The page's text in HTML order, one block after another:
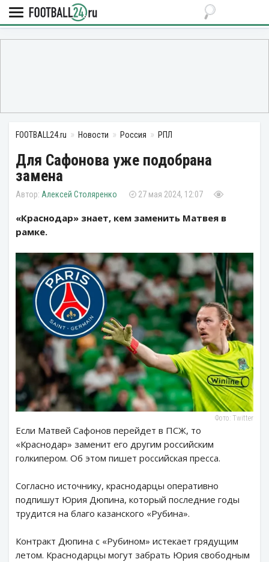
FOOTBALL24.ru Новости Россия РПЛ
Для Сафонова уже подобрана
замена
Алексей Столяренко 27 мая 2024, 12:07
«Краснодар» знает, кем заменить Матвея в
рамке.
Фото: Twitter
Если Матвей Сафонов перейдет в ПСЖ, то
«Краснодар» заменит его другим российским
голкипером. Об этом пишет российская пресса.
Согласно источнику, краснодарцы оперативно
подпишут Юрия Дюпина, который последние годы
трудится на благо казанского «Рубина».
Контракт Дюпина с «Рубином» истекает грядущим
летом. Краснодарцы могут забрать Юрия свободным